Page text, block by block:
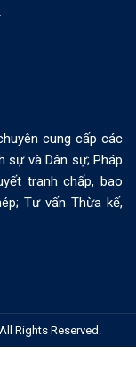
cung cấp các
sự và Dân sự; Pháp
tranh chấp, bao
Tư vấn Thừa kế,
Rights Reserved.